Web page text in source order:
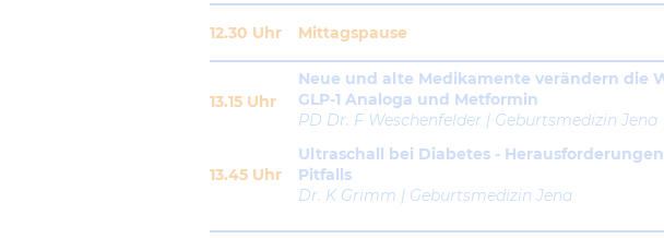
12.30 Uhr Mittagspause
13.15 Uhr
Neue und alte Medikamente verändern die
GLP-1 Analoga und Metformin
PD Dr. F Weschenfelder | Geburtsmedizin Jena
13.45 Uhr
Ultraschall bei Diabetes -
Pitfalls
Dr. K Grimm | Geburtsmedizin Jena